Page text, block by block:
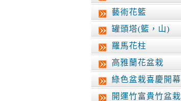
藝術花籃
罐頭塔(籃，山)
羅馬花柱
高雅蘭花盆栽
綠色盆栽喜慶開幕
開運竹富貴竹盆栽